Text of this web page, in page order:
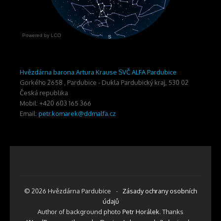
Hvězdárna barona Artura Krause SVČ ALFA Pardubice
Gorkého 2658 , Pardubice - Dukla Pardubický kraj, 530 02
Česká republika
Mobil: +420 603 165 366
Email: petr.komarek@ddmalfa.cz
© 2026 Hvězdárna Pardubice -
Zásady ochrany osobních
údajů
Author of background photo Petr Horálek. Thanks